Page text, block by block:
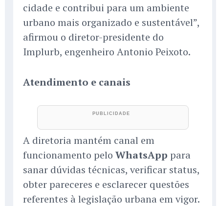
cidade e contribui para um ambiente
urbano mais organizado e sustentável”,
afirmou o diretor-presidente do
Implurb, engenheiro Antonio Peixoto.
Atendimento e canais
A diretoria mantém canal em
funcionamento pelo WhatsApp para
sanar dúvidas técnicas, verificar status,
obter pareceres e esclarecer questões
referentes à legislação urbana em vigor.